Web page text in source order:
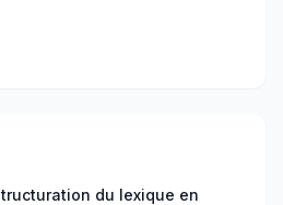
du lexique en